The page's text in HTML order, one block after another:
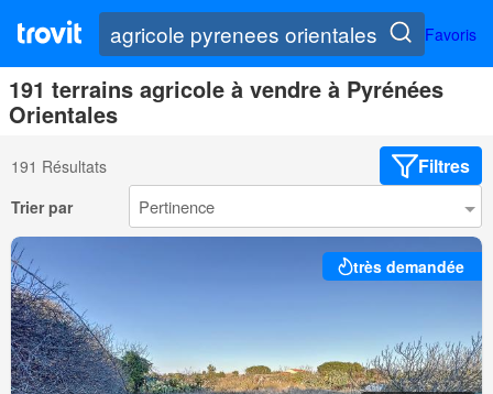
Favoris
191 terrains agricole à vendre à Pyrénées
Orientales
191 Résultats Filtres
Trier par
très demandée